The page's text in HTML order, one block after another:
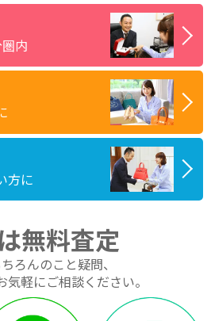
内
方に
無料査定
ろんのこと疑問、
気軽にご相談ください。